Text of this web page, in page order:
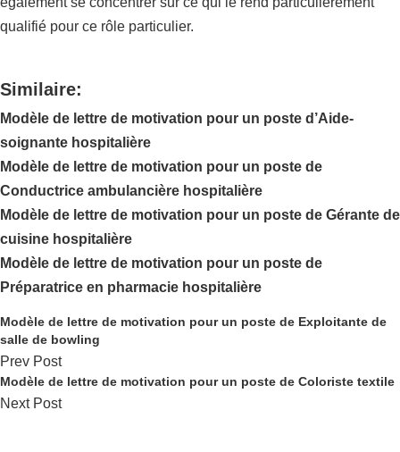
qualifié pour ce rôle particulier.
Similaire:
Modèle de lettre de motivation pour un poste d’Aide-
soignante hospitalière
Modèle de lettre de motivation pour un poste de
Conductrice ambulancière hospitalière
Modèle de lettre de motivation pour un poste de Gérante de
cuisine hospitalière
Modèle de lettre de motivation pour un poste de
Préparatrice en pharmacie hospitalière
Modèle de lettre de motivation pour un poste de Exploitante de
salle de bowling
Prev Post
Modèle de lettre de motivation pour un poste de Coloriste textile
Next Post